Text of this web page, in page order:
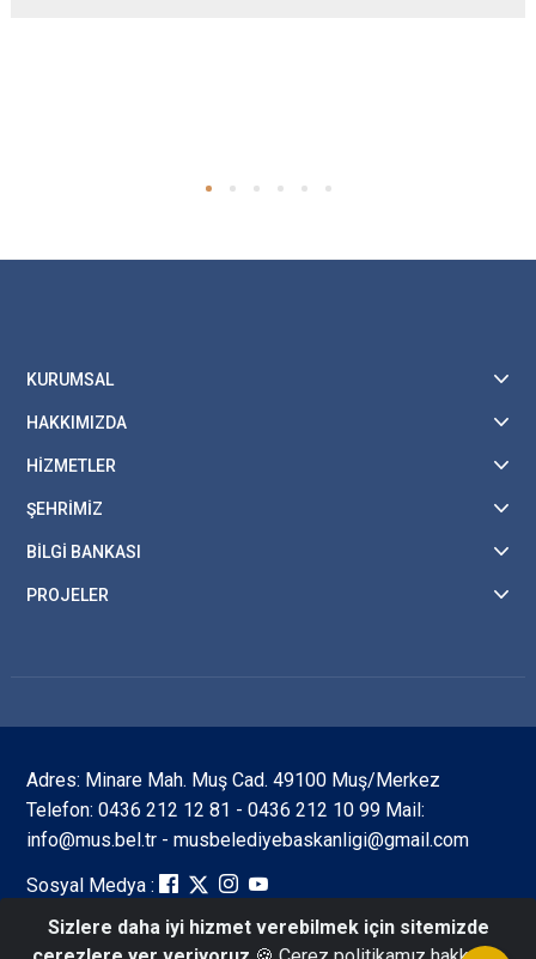
KURUMSAL
HAKKIMIZDA
HİZMETLER
ŞEHRİMİZ
BİLGİ BANKASI
PROJELER
Adres: Minare Mah. Muş Cad. 49100 Muş/Merkez
Telefon: 0436 212 12 81 - 0436 212 10 99 Mail:
info@mus.bel.tr - musbelediyebaskanligi@gmail.com
Sosyal Medya :
Sizlere daha iyi hizmet verebilmek için sitemizde